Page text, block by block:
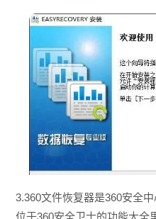
3.360文件恢复器是360安全